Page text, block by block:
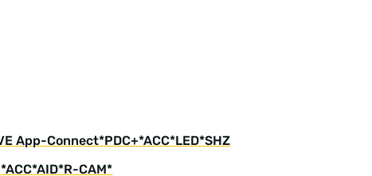
App-Connect*PDC+*ACC*LED*SHZ